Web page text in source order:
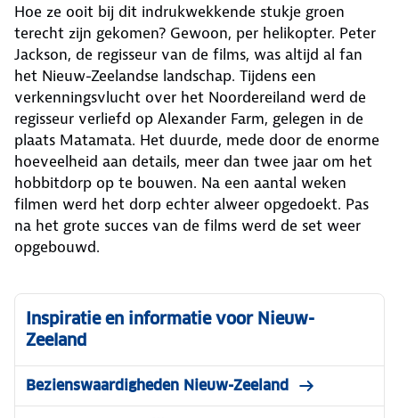
Hoe ze ooit bij dit indrukwekkende stukje groen
terecht zijn gekomen? Gewoon, per helikopter. Peter
Jackson, de regisseur van de films, was altijd al fan
het Nieuw-Zeelandse landschap. Tijdens een
verkenningsvlucht over het Noordereiland werd de
regisseur verliefd op Alexander Farm, gelegen in de
plaats Matamata. Het duurde, mede door de enorme
hoeveelheid aan details, meer dan twee jaar om het
hobbitdorp op te bouwen. Na een aantal weken
filmen werd het dorp echter alweer opgedoekt. Pas
na het grote succes van de films werd de set weer
opgebouwd.
Inspiratie en informatie voor Nieuw-
Zeeland
Bezienswaardigheden Nieuw-Zeeland